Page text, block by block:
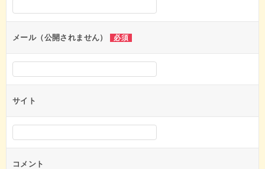
メール（公開されません） 必須
サイト
コメント